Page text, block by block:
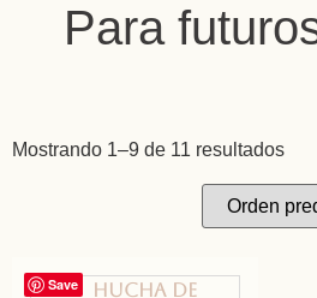
Para
Mostrando 1–9 de 11 resultados
Save